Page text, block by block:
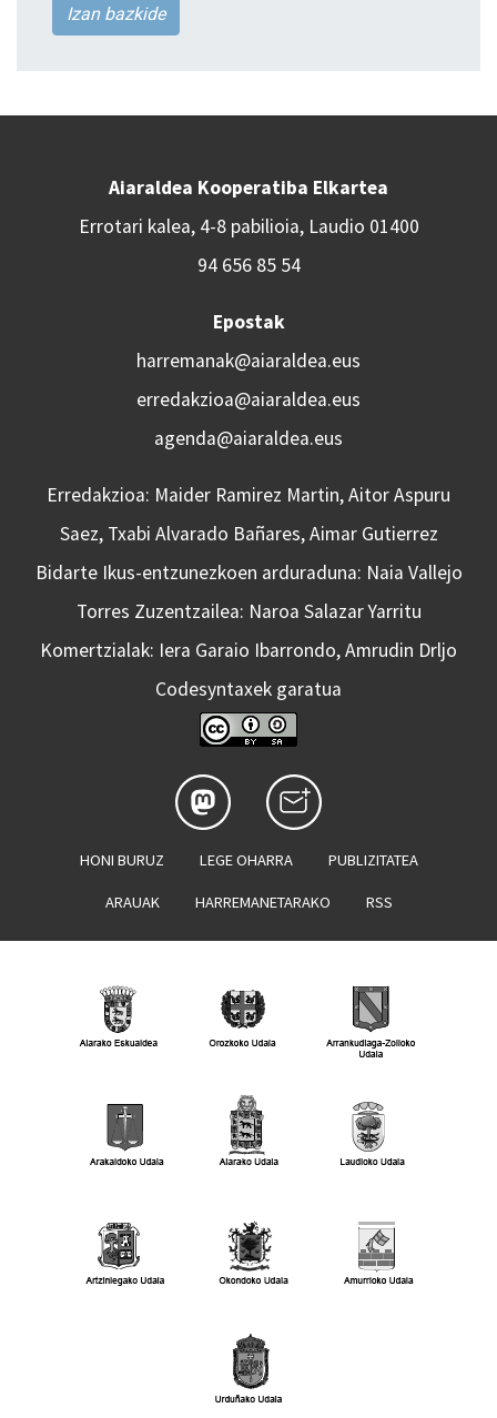
Izan bazkide
Aiaraldea Kooperatiba Elkartea
Errotari kalea, 4-8 pabilioia, Laudio 01400
94 656 85 54
Epostak
harremanak@aiaraldea.eus
erredakzioa@aiaraldea.eus
agenda@aiaraldea.eus
Erredakzioa: Maider Ramirez Martin, Aitor Aspuru
Saez, Txabi Alvarado Bañares, Aimar Gutierrez
Bidarte Ikus-entzunezkoen arduraduna: Naia Vallejo
Torres Zuzentzailea: Naroa Salazar Yarritu
Komertzialak: Iera Garaio Ibarrondo, Amrudin Drljo
Codesyntaxek garatua
HONI BURUZ LEGE OHARRA PUBLIZITATEA
ARAUAK HARREMANETARAKO RSS